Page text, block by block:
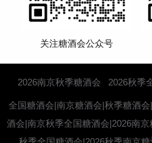
关注糖酒会公众号
2026南京秋季糖酒会 2026秋季
全国糖酒会|南京糖酒会|秋季糖酒
酒会|南京秋季全国糖酒会|2026南